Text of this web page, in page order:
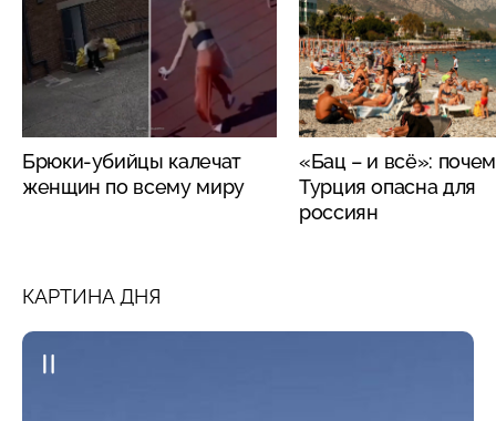
Брюки-убийцы калечат
женщин по всему миру
«Бац – и всё»:
Турция опасна для
россиян
КАРТИНА ДНЯ